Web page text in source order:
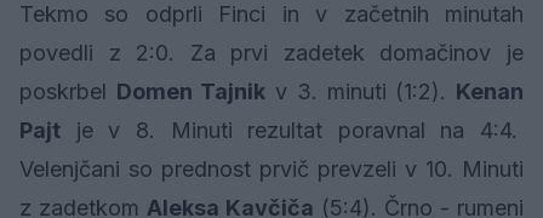
Tekmo so odprli Finci in v začetnih minutah
povedli z 2:0. Za prvi zadetek domačinov je
poskrbel Domen Tajnik v 3. minuti (1:2). Kenan
Pajt je v 8. Minuti rezultat poravnal na 4:4.
Velenjčani so prednost prvič prevzeli v 10. Minuti
z zadetkom Aleksa Kavčiča (5:4). Črno - rumeni